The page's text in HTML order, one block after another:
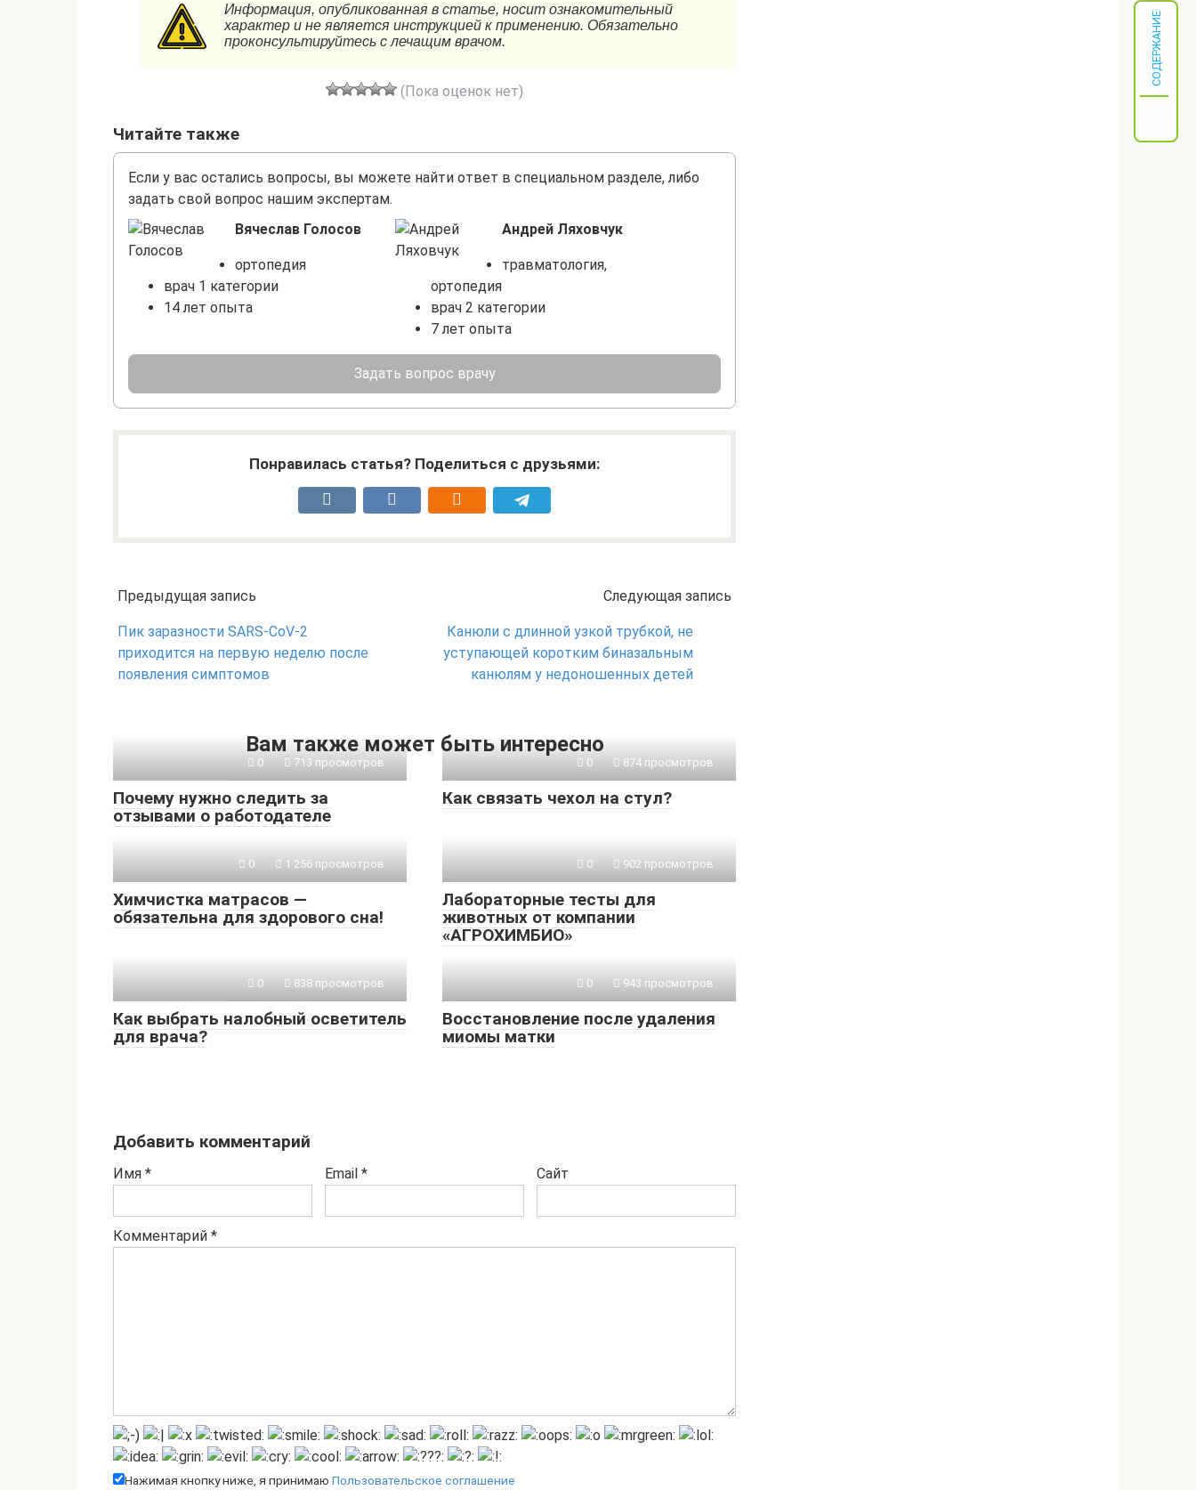
(Пока оценок нет)
Читайте также
Если у вас остались вопросы, вы можете найти ответ в специальном разделе, либо
задать свой вопрос нашим экспертам.
Вячеслав Голосов
ортопедия
врач 1 категории
14 лет опыта
Андрей Ляховчук
травматология,
ортопедия
врач 2 категории
7 лет опыта
Задать вопрос врачу
Понравилась статья? Поделиться с друзьями:
Предыдущая запись
Пик заразности SARS-CoV-2
приходится на первую неделю после
появления симптомов
Следующая запись
Канюли с длинной узкой трубкой, не
уступающей коротким биназальным
канюлям у недоношенных детей
Вам также может быть интересно
0 713 просмотров
Почему нужно следить за
отзывами о работодателе
0 874 просмотров
Как связать чехол на стул?
0 1 256 просмотров
Химчистка матрасов —
обязательна для здорового сна!
0 902 просмотров
Лабораторные тесты для
животных от компании
«АГРОХИМБИО»
0 838 просмотров
Как выбрать налобный осветитель
для врача?
0 943 просмотров
Восстановление после удаления
миомы матки
Добавить комментарий
Имя * Email * Сайт
Комментарий *
Нажимая кнопку ниже, я принимаю Пользовательское соглашение
СОДЕРЖАНИЕ